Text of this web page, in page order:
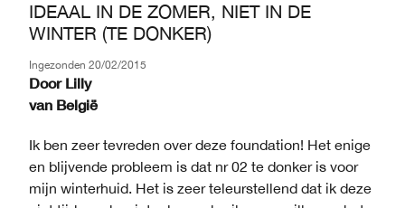
IDEAAL IN DE ZOMER, NIET IN DE
WINTER (TE DONKER)
Ingezonden 20/02/2015
Door Lilly
van België
Ik ben zeer tevreden over deze foundation! Het enige
en blijvende probleem is dat nr 02 te donker is voor
mijn winterhuid. Het is zeer teleurstellend dat ik deze